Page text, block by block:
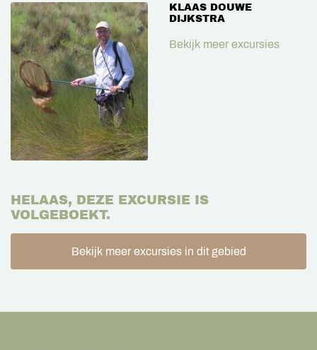
KLAAS DOUWE
DIJKSTRA
Bekijk meer excursies
HELAAS, DEZE EXCURSIE IS
VOLGEBOEKT.
Bekijk meer excursies in dit gebied